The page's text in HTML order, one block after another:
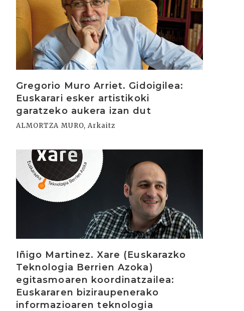
Gregorio Muro Arriet. Gidoigilea:
Euskarari esker artistikoki
garatzeko aukera izan dut
ALMORTZA MURO, Arkaitz
Iñigo Martinez. Xare (Euskarazko
Teknologia Berrien Azoka)
egitasmoaren koordinatzailea:
Euskararen biziraupenerako
informazioaren teknologia
Irakurri